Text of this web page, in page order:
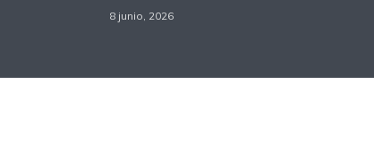
8 junio, 2026